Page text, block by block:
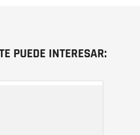
PUEDE INTERESAR: